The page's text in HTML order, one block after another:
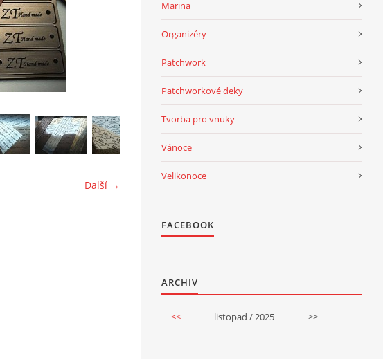
Další →
Marina
Organizéry
Patchwork
Patchworkové deky
Tvorba pro vnuky
Vánoce
Velikonoce
FACEBOOK
ARCHIV
<< listopad / 2025 >>